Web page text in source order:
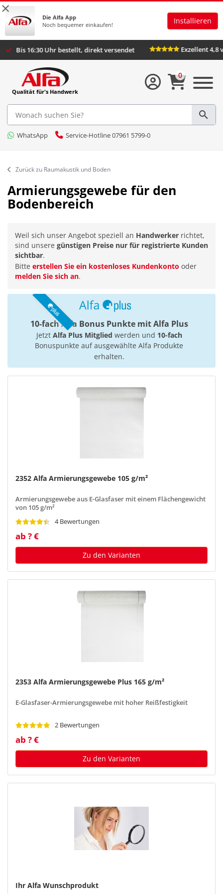
×
Die Alfa App
Noch bequemer einkaufen!
Installieren
Bis 16:30 Uhr bestellt, direkt versendet Exzellent 4,8 von
Qualität für's Handwerk
WhatsApp Service-Hotline 07961 5799-0
0
Zurück zu Raumakustik und Boden
Armierungsgewebe für den
Bodenbereich
Weil sich unser Angebot speziell an Handwerker richtet,
sind unsere günstigen Preise nur für registrierte Kunden
sichtbar.
Bitte erstellen Sie ein kostenloses Kundenkonto oder
melden Sie sich an.
10-fach Alfa Bonus Punkte mit Alfa Plus
Jetzt Alfa Plus Mitglied werden und 10-fach
Bonuspunkte auf ausgewählte Alfa Produkte
erhalten.
2352 Alfa Armierungsgewebe 105 g/m²
Armierungsgewebe aus E-Glasfaser mit einem Flächengewicht
von 105 g/m²
4 Bewertungen
ab ? €
Zu den Varianten
2353 Alfa Armierungsgewebe Plus 165 g/m²
E-Glasfaser-Armierungsgewebe mit hoher Reißfestigkeit
2 Bewertungen
ab ? €
Zu den Varianten
Ihr Alfa Wunschprodukt